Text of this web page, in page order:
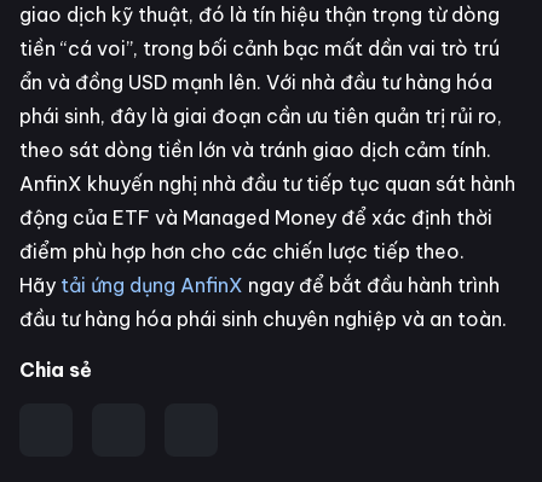
giao dịch kỹ thuật, đó là tín hiệu thận trọng từ dòng
tiền “cá voi”, trong bối cảnh bạc mất dần vai trò trú
ẩn và đồng USD mạnh lên. Với nhà đầu tư hàng hóa
phái sinh, đây là giai đoạn cần ưu tiên quản trị rủi ro,
theo sát dòng tiền lớn và tránh giao dịch cảm tính.
AnfinX khuyến nghị nhà đầu tư tiếp tục quan sát hành
động của ETF và Managed Money để xác định thời
điểm phù hợp hơn cho các chiến lược tiếp theo.
Hãy tải ứng dụng AnfinX ngay để bắt đầu hành trình
đầu tư hàng hóa phái sinh chuyên nghiệp và an toàn.
Chia sẻ